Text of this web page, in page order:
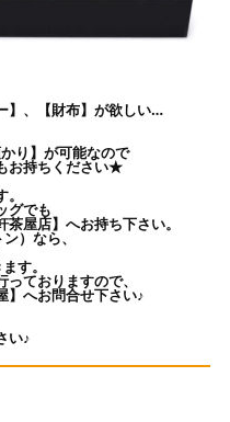
】、【財布】が欲しい…
り】が可能なので
お持ちください★
グでも
屋店】へお持ち下さい。
）なら、
す。
ておりますので、
】へお問合せ下さい♪
い♪